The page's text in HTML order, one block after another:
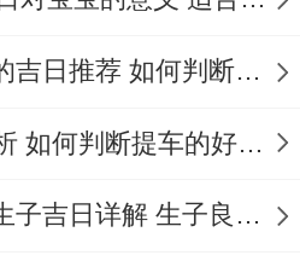
龙年12月出生宝宝的吉日推荐 如何判断吉日是否适合宝宝
2025年提车吉日解析 如何判断提车的好日子
农历甲辰龙年12月生子吉日详解 生子良辰的影响因素